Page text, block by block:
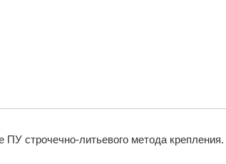
строчечно-литьевого метода крепления.